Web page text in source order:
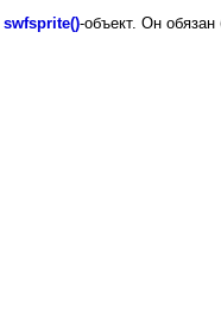
swfsprite()-объект. Он